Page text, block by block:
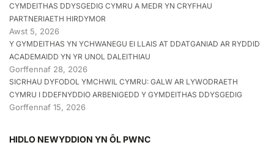
CYMDEITHAS DDYSGEDIG CYMRU A MEDR YN CRYFHAU
PARTNERIAETH HIRDYMOR
Awst 5, 2026
Y GYMDEITHAS YN YCHWANEGU EI LLAIS AT DDATGANIAD AR RYDDID
ACADEMAIDD YN YR UNOL DALEITHIAU
Gorffennaf 28, 2026
SICRHAU DYFODOL YMCHWIL CYMRU: GALW AR LYWODRAETH
CYMRU I DDEFNYDDIO ARBENIGEDD Y GYMDEITHAS DDYSGEDIG
Gorffennaf 15, 2026
HIDLO NEWYDDION YN ÔL PWNC